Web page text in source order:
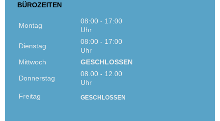
BÜROZEITEN
Montag
08:00 - 17:00
Uhr
Dienstag
08:00 - 17:00
Uhr
Mittwoch
GESCHLOSSEN
Donnerstag
08:00 - 12:00
Uhr
Freitag
GESCHLOSSEN